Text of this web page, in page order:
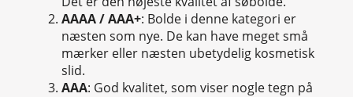
AAAA / AAA+: Bolde i denne kategori er
næsten som nye. De kan have meget små
mærker eller næsten ubetydelig kosmetisk
slid.
AAA: God kvalitet, som viser nogle tegn på